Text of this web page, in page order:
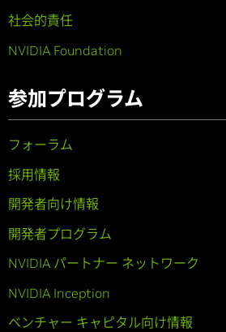
社会的責任
NVIDIA Foundation
参加プログラム
フォーラム
採用情報
開発者向け情報
開発者プログラム
NVIDIA パートナー ネットワーク
NVIDIA Inception
ベンチャー キャピタル向け情報